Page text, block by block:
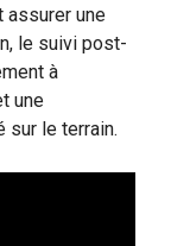
assurer une
le suivi post-
à
une
sur le terrain.